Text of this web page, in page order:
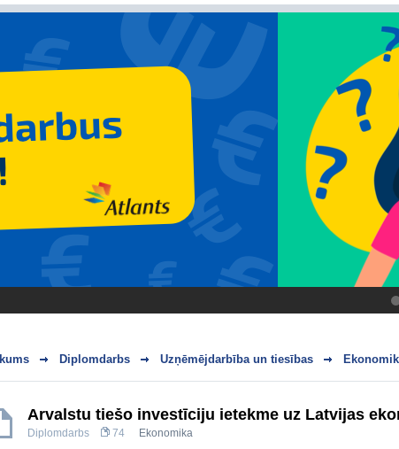
Diplomdarbs Uzņēmējdarbība un tiesības
Ārvalstu tiešo investīciju ietekme uz Latvijas
Diplomdarbs 74 Ekonomika